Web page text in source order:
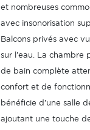
et nombreuses
avec insonorisation
Balcons privés avec
sur l'eau. La chambre
de bain complète
confort et de
bénéficie d'une salle
ajoutant une touche